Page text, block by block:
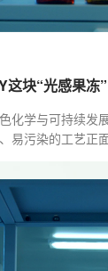
块“光感果冻
化学与可持续发
易污染的工艺正